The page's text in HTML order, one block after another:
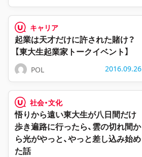
キャリア
起業は天才だけに許された賭け？
【東大生起業家トークイベント】
POL 2016.09.26
社会・文化
悟りから遠い東大生が八日間だけ
歩き遍路に行ったら、雲の切れ間か
ら光がやっと、やっと差し込み始め
た話